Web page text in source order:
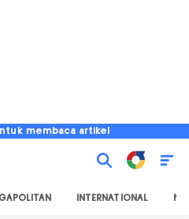
membaca artikel
INTERNATIONAL